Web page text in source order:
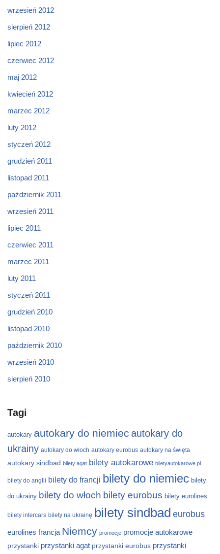
wrzesień 2012
sierpień 2012
lipiec 2012
czerwiec 2012
maj 2012
kwiecień 2012
marzec 2012
luty 2012
styczeń 2012
grudzień 2011
listopad 2011
październik 2011
wrzesień 2011
lipiec 2011
czerwiec 2011
marzec 2011
luty 2011
styczeń 2011
grudzień 2010
listopad 2010
październik 2010
wrzesień 2010
sierpień 2010
Tagi
autokary autokary do niemiec autokary do
ukrainy autokary do włoch autokary eurobus autokary na święta
autokary sindbad bilety agat bilety autokarowe biletyautokarowe.pl
bilety do anglii bilety do francji bilety do niemiec bilety
do ukrainy bilety do włoch bilety eurobus bilety eurolines
bilety intercars bilety na ukrainę bilety sindbad eurobus
eurolines francja Niemcy promocje promocje autokarowe
przystanki przystanki agat przystanki eurobus przystanki